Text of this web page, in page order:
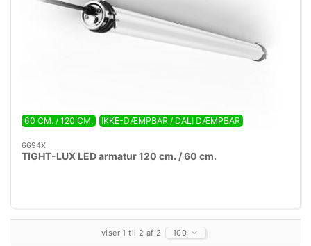
60 CM. / 120 CM. IKKE-DÆMPBAR / DALI DÆMPBAR
6694X
TIGHT-LUX LED armatur 120 cm. / 60 cm.
viser 1 til 2 af 2 100